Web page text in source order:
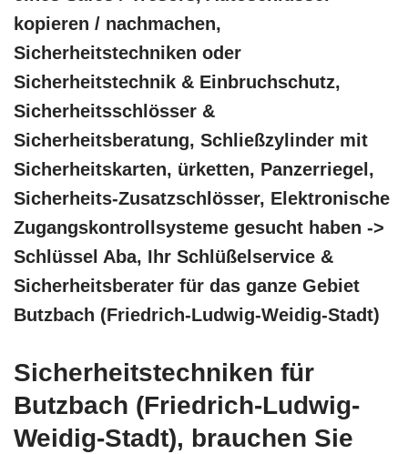
kopieren / nachmachen,
Sicherheitstechniken oder
Sicherheitstechnik & Einbruchschutz,
Sicherheitsschlösser &
Sicherheitsberatung, Schließzylinder mit
Sicherheitskarten, ürketten, Panzerriegel,
Sicherheits-Zusatzschlösser, Elektronische
Zugangskontrollsysteme gesucht haben ->
Schlüssel Aba, Ihr Schlüßelservice &
Sicherheitsberater für das ganze Gebiet
Butzbach (Friedrich-Ludwig-Weidig-Stadt)
Sicherheitstechniken für
Butzbach (Friedrich-Ludwig-
Weidig-Stadt), brauchen Sie